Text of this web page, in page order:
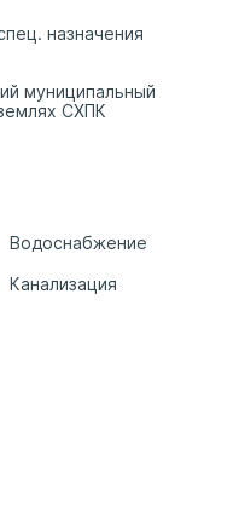
назначения
муниципальный
СХПК
Водоснабжение
Канализация